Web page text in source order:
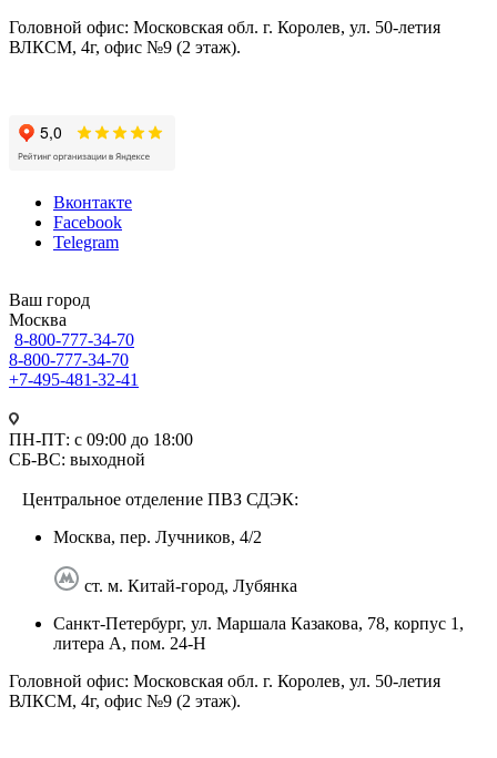
Головной офис: Московская обл. г. Королев, ул. 50-летия
ВЛКСМ, 4г, офис №9 (2 этаж).
Вконтакте
Facebook
Telegram
Ваш город
Москва
8-800-777-34-70
8-800-777-34-70
+7-495-481-32-41
ПН-ПТ: с 09:00 до 18:00
СБ-ВС: выходной
Центральное отделение ПВЗ СДЭК:
Москва, пер. Лучников, 4/2
ст. м. Китай-город, Лубянка
Санкт-Петербург, ул. Маршала Казакова, 78, корпус 1,
литера А, пом. 24-Н
Головной офис: Московская обл. г. Королев, ул. 50-летия
ВЛКСМ, 4г, офис №9 (2 этаж).